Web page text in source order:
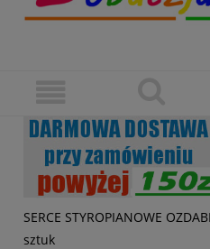
SERCE STYROPIANOWE
sztuk